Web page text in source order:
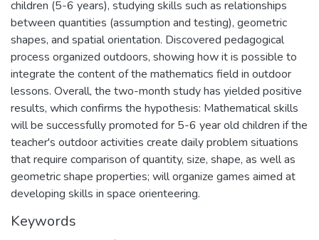
children (5-6 years), studying skills such as relationships
between quantities (assumption and testing), geometric
shapes, and spatial orientation. Discovered pedagogical
process organized outdoors, showing how it is possible to
integrate the content of the mathematics field in outdoor
lessons. Overall, the two-month study has yielded positive
results, which confirms the hypothesis: Mathematical skills
will be successfully promoted for 5-6 year old children if the
teacher's outdoor activities create daily problem situations
that require comparison of quantity, size, shape, as well as
geometric shape properties; will organize games aimed at
developing skills in space orienteering.
Keywords